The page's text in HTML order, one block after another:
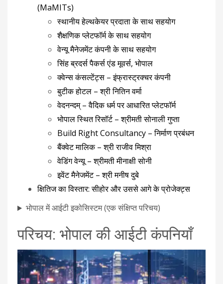
(MaMITs)
स्थानीय हेल्थकेयर प्रदाता के साथ सहयोग
शैक्षणिक प्लेटफॉर्म के साथ सहयोग
वेन्‍यू मैनेजमेंट कंपनी के साथ सहयोग
सिंह ब्रदर्स पैकर्स एंड मूवर्स, भोपाल
क्वेन्स कंसल्टेंट्स – इंफ्रास्ट्रक्चर कंपनी
बुटीक होटल – श्री नितिन वर्मा
वेदनन्दम् – वैदिक धर्म पर आधारित प्लेटफॉर्म
भोपाल स्थित रिसॉर्ट – श्रीमती सोनाली गुप्ता
Build Right Consultancy – निर्माण प्रबंधन
बैंक्वेट मालिक – श्री राजीव मिश्रा
वेडिंग वेन्‍यू – श्रीमती मीनाक्षी सोनी
इवेंट मैनेजमेंट – श्री मनीष दुबे
क्षितिज का विस्तार: सीहोर और उससे आगे के प्रोजेक्ट्स
भोपाल में आईटी इकोसिस्टम (एक संक्षिप्त परिचय)
परिचय: भोपाल की आईटी कंपनियाँ